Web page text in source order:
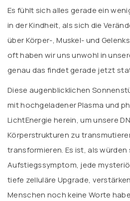
Es fühlt sich alles gerade ein
in der Kindheit, als sich die
über Körper-, Muskel- und
oft haben wir uns unwohl in
genau das findet gerade jetzt
Diese augenblicklichen
mit hochgeladener Plasma und
LichtEnergie herein, um unsere
Körperstrukturen zu
transformieren. Es ist, als würden
Aufstiegssymptom, jede
tiefe zelluläre Upgrade,
Menschen noch keine Worte